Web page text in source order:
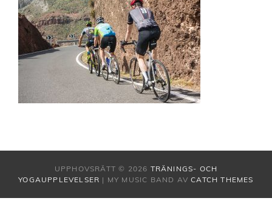
UPPHOVSRÄTT © 2026 TRÄNINGS- OCH
YOGAUPPLEVELSER | MY MUSIC BAND AVCATCH THEMES